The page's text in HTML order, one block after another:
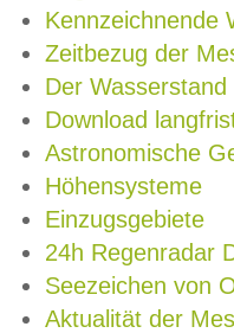
Kennzeichnende
Zeitbezug der
Der Wasserstand
Download
Astronomische
Höhensysteme
Einzugsgebiete
24h Regenradar
Seezeichen von
Aktualität der